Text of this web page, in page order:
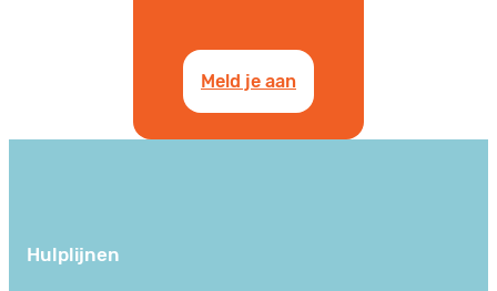
Meld je aan
Hulplijnen